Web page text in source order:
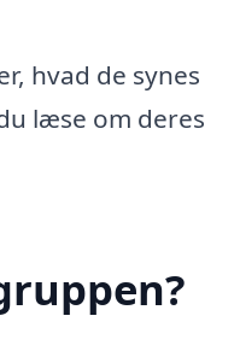
hvad de synes
læse om deres